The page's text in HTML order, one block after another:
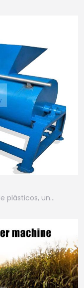
plásticos, un…